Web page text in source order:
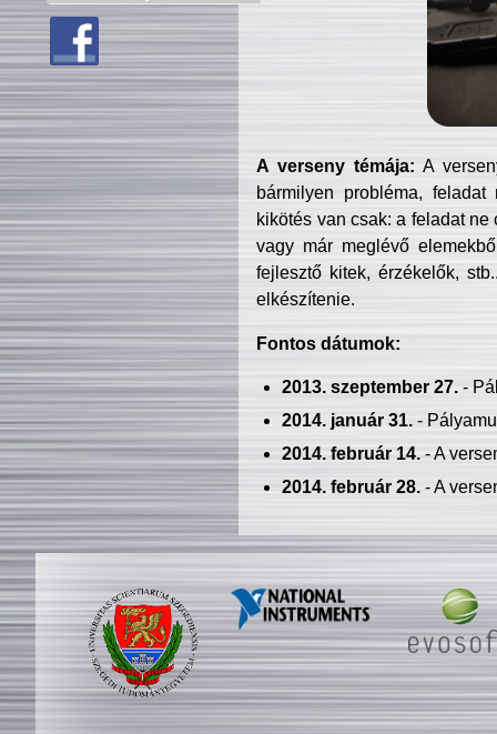
A verseny témája: A
bármilyen probléma, feladat
kikötés van csak: a feladat
vagy már meglévő
fejlesztő kitek, érzékelők,
elkészítenie.
Fontos dátumok:
2013. szeptember 27.-
2014. január 31.-
2014. február 14.- A
2014. február 28.- A